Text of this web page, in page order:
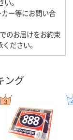
。
ー等にお問い合
でのお届けをお約束
ださい。
ング